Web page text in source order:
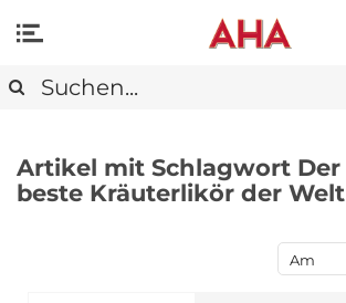
Artikel mit Schlagwort Der
beste Kräuterlikör der Welt
Am